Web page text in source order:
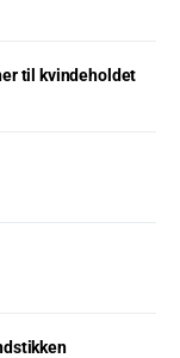
til kvindeholdet